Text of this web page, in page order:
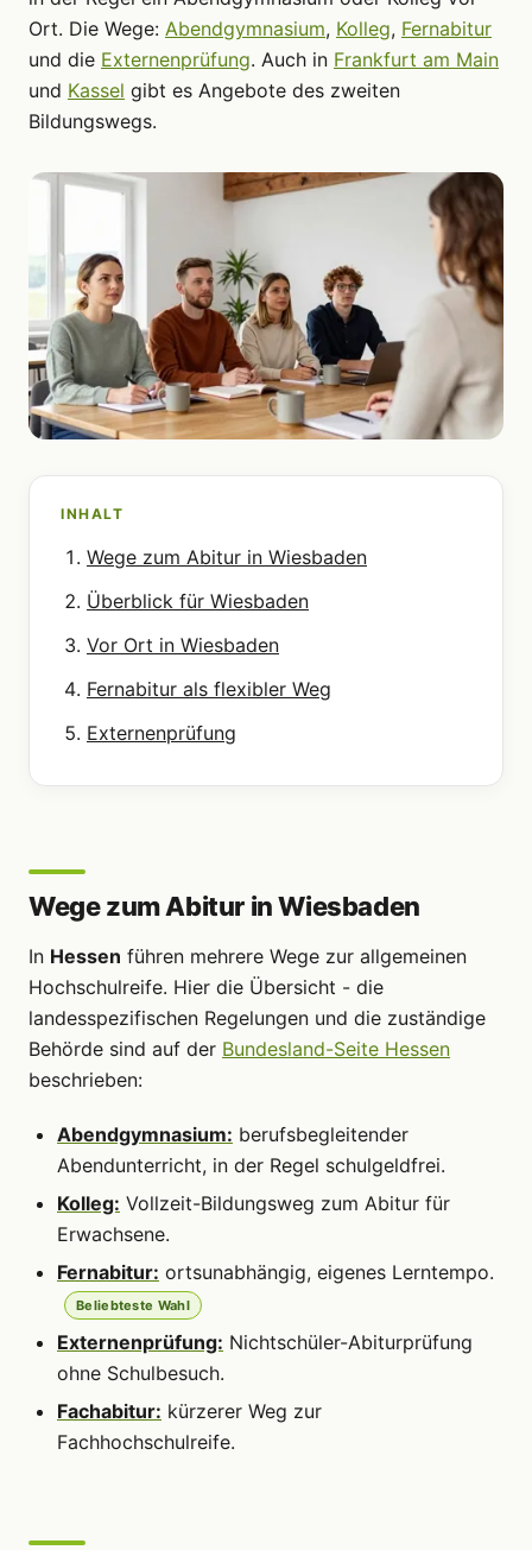
Ort. Die Wege: Abendgymnasium, Kolleg, Fernabitur
und die Externenprüfung. Auch in Frankfurt am Main
und Kassel gibt es Angebote des zweiten
Bildungswegs.
INHALT
Wege zum Abitur in Wiesbaden
Überblick für Wiesbaden
Vor Ort in Wiesbaden
Fernabitur als flexibler Weg
Externenprüfung
Wege zum Abitur in Wiesbaden
In Hessen führen mehrere Wege zur allgemeinen
Hochschulreife. Hier die Übersicht - die
landesspezifischen Regelungen und die zuständige
Behörde sind auf der Bundesland-Seite Hessen
beschrieben:
Abendgymnasium: berufsbegleitender
Abendunterricht, in der Regel schulgeldfrei.
Kolleg: Vollzeit-Bildungsweg zum Abitur für
Erwachsene.
Fernabitur: ortsunabhängig, eigenes Lerntempo.
Beliebteste Wahl
Externenprüfung: Nichtschüler-Abiturprüfung
ohne Schulbesuch.
Fachabitur: kürzerer Weg zur
Fachhochschulreife.